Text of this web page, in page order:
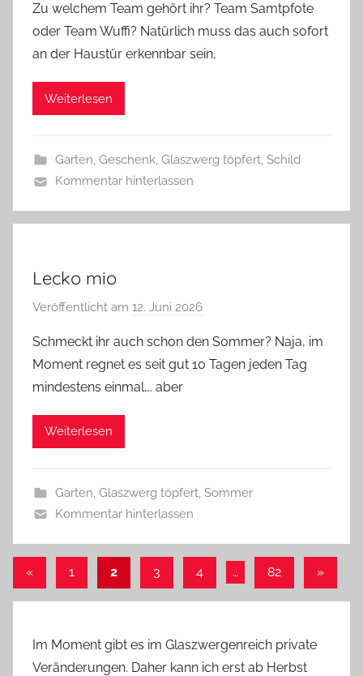
n
G
l
e
Zu welchem Team gehört ihr? Team Samtpfote
oder Team Wuffi? Natürlich muss das auch sofort
an der Haustür erkennbar sein,
Weiterlesen
Garten, Geschenk, Glaszwerg töpfert, Schild
Kommentar hinterlassen
Lecko mio
Veröffentlicht am 12. Juni 2026
n
G
e
Schmeckt ihr auch schon den Sommer? Naja, im
Moment regnet es seit gut 10 Tagen jeden Tag
mindestens einmal…. aber
Weiterlesen
Garten Glaszwerg töpfert, Sommer
Kommentar hinterlassen
Seitennummerierung
der
«Vorherige
Beiträge
1 2 3 4 … 82 »
Im Moment gibt es im Glaszwergenreich private
Veränderungen. Daher kann ich erst ab Herbst